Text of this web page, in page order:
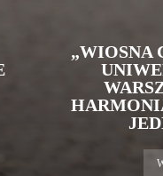
„WIOSNA